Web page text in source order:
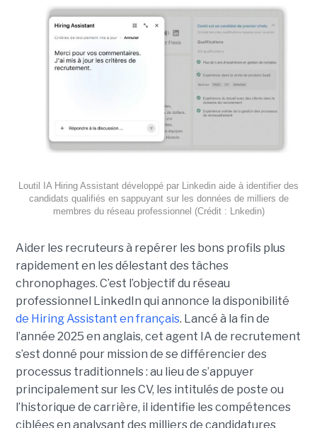
Loutil IA Hiring Assistant développé par Linkedin aide à identifier des
candidats qualifiés en sappuyant sur les données de milliers de
membres du réseau professionnel (Crédit : Lnkedin)
Aider les recruteurs à repérer les bons profils plus
rapidement en les délestant des tâches
chronophages. C’est l’objectif du réseau
professionnel LinkedIn qui annonce la disponibilité
de Hiring Assistant en français. Lancé à la fin de
l’année 2025 en anglais, cet agent IA de recrutement
s’est donné pour mission de se différencier des
processus traditionnels : au lieu de s’appuyer
principalement sur les CV, les intitulés de poste ou
l’historique de carrière, il identifie les compétences
ciblées en analysant des milliers de candidatures